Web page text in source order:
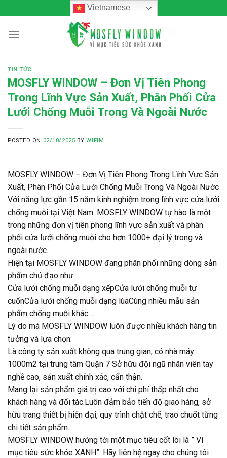
to
content
Vietnamese
TIN TỨC
MOSFLY WINDOW – Đơn Vị Tiên Phong
Trong Lĩnh Vực Sản Xuất, Phân Phối Cửa
Lưới Chống Muỗi Trong Và Ngoài Nước
POSTED ON 02/10/2025 BYWIFIM
MOSFLY WINDOW – Đơn Vị Tiên Phong Trong Lĩnh Vực Sản
Xuất, Phân Phối Cửa Lưới Chống Muỗi Trong Và Ngoài Nước
Với năng lực gần 15 năm kinh nghiệm trong lĩnh vực cửa lưới
chống muỗi tại Việt Nam. MOSFLY WINDOW tự hào là một
trong những đơn vị tiên phong lĩnh vực sản xuất và phân
phối cửa lưới chống muỗi cho hơn 1000+ đại lý trong và
ngoài nước.
Hiện tại MOSFLY WINDOW đang phân phối những dòng sản
phẩm chủ đạo như:
Cửa lưới chống muỗi dạng xếpCửa lưới chống muỗi tự
cuốnCửa lưới chống muỗi dạng lùaCùng nhiều mẫu sản
phẩm chống muỗi khác….
Lý do mà MOSFLY WINDOW luôn được nhiều khách hàng tin
tưởng và lựa chọn:
Là công ty sản xuất không qua trung gian, có nhà máy
1000m2 tại trung tâm Quận 7 Sở hữu đội ngũ nhân viên tay
nghề cao, sản xuất chính xác, cẩn thận.
Mang lại sản phẩm giá trị cao với chi phí thấp nhất cho
khách hàng và đối tác.Luôn đảm bảo tiến độ giao hàng, sở
hữu trang thiết bị hiện đại, quy trình chặt chẽ, trao chuốt từng
chi tiết sản phẩm.
MOSFLY WINDOW hướng tới một mục tiêu cốt lõi là ” Vì
mục tiêu sức khỏe XANH”. Hãy liên hệ ngay cho chúng tôi